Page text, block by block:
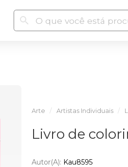
Arte Artistas Individuais
Livro de
Autor(a): Kau8595